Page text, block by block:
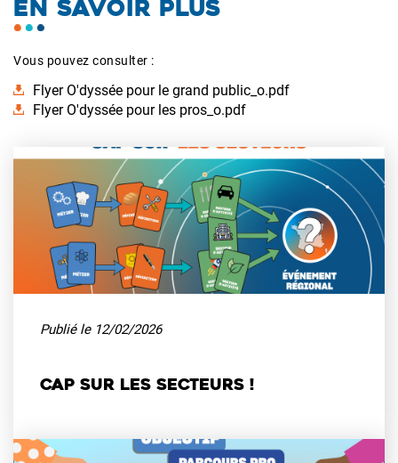
EN SAVOIR PLUS
Vous pouvez consulter :
Flyer O'dyssée pour le grand public_o.pdf
Flyer O'dyssée pour les pros_o.pdf
Publié le 12/02/2026
Cap sur les secteurs !